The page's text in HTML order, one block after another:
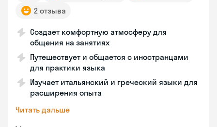
2 отзыва
Создает комфортную атмосферу для
общения на занятиях
Путешествует и общается с иностранцами
для практики языка
Изучает итальянский и греческий языки для
расширения опыта
Читать дальше